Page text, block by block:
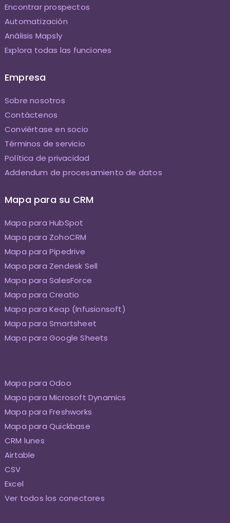
Encontrar prospectos
Automatización
Análisis Mapsly
Explora todas las funciones
Empresa
Sobre nosotros
Contáctenos
Conviértase en socio
Términos de servicio
Política de privacidad
Addendum de procesamiento de datos
Mapa para su CRM
Mapa para HubSpot
Mapa para ZohoCRM
Mapa para Pipedrive
Mapa para Zendesk Sell
Mapa para SalesForce
Mapa para Creatio
Mapa para Keap (Infusionsoft)
Mapa para Smartsheet
Mapa para Google Sheets
Mapa para Odoo
Mapa para Microsoft Dynamics
Mapa para Freshworks
Mapa para Quickbase
CRM lunes
Airtable
CSV
Excel
Ver todos los conectores